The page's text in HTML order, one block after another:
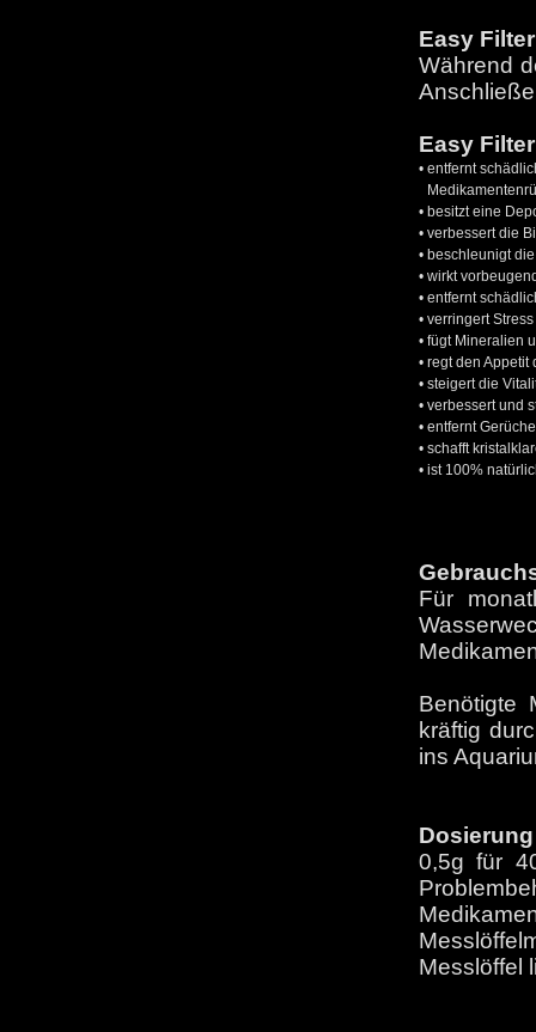
Easy
Während
Easy
• entfernt
• besitzt eine
• verbessert die
• beschleunigt
• wirkt
• entfernt
• verringert
• fügt Mineralien
• regt den Appetit
• steigert die
• verbessert und
• entfernt Gerüche
• schafft
• ist 100%
Für
Benötigte
kräftig
ins
Dosierung
0,5g für
Messlöffel